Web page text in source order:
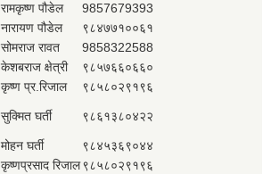
रामकृष्ण पौडेल
9857679393
नारायण पौडेल
९८४७७१००६१
सोमराज रावत
9858322588
केशबराज क्षेत्री
९८५७६६०६६०
कृष्ण प्र.रिजाल ९८५८०२९१९६
सुक्मित घर्ती ९८६१३८०४२२
मोहन घर्ती
९८४५३६९०४४
कृष्णप्रसाद रिजाल९८५८०२९१९६